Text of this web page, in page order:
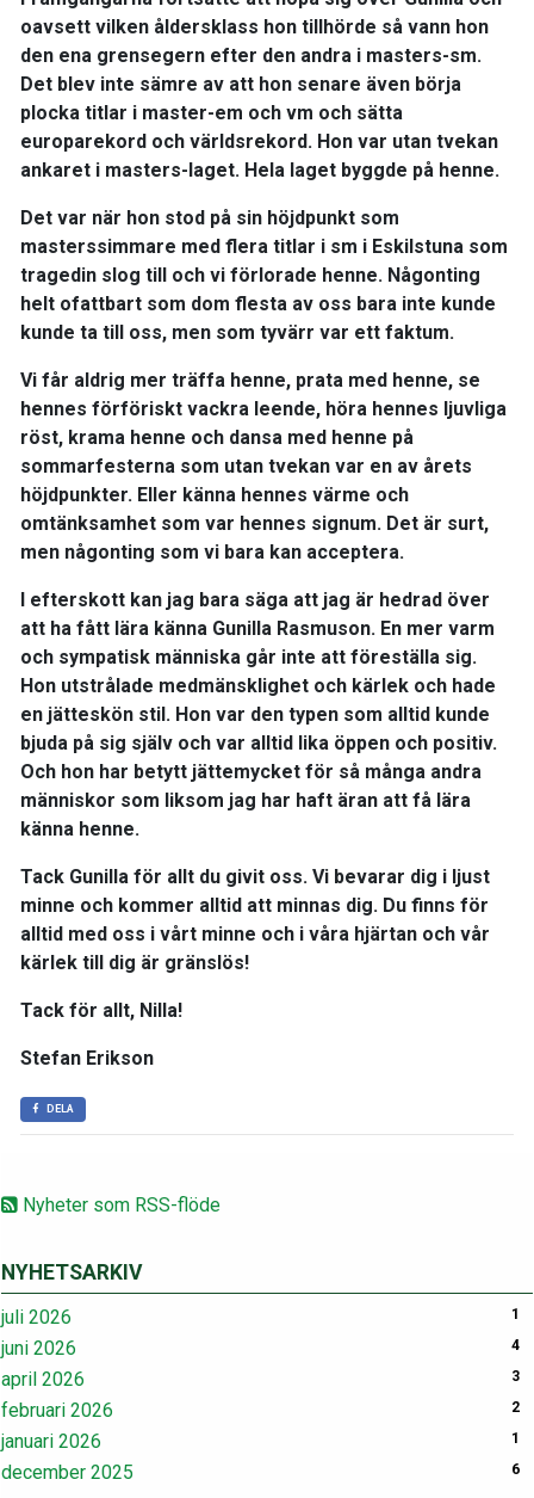
Nyheter som RSS-flöde
NYHETSARKIV
juli 2026 1
juni 2026 4
april 2026 3
februari 2026 2
januari 2026 1
december 2025 6
oavsett vilken åldersklass hon tillhörde så vann hon
den ena grensegern efter den andra i masters-sm.
Det blev inte sämre av att hon senare även börja
plocka titlar i master-em och vm och sätta
europarekord och världsrekord. Hon var utan tvekan
ankaret i masters-laget. Hela laget byggde på henne.
Det var när hon stod på sin höjdpunkt som
masterssimmare med flera titlar i sm i Eskilstuna som
tragedin slog till och vi förlorade henne. Någonting
helt ofattbart som dom flesta av oss bara inte kunde
kunde ta till oss, men som tyvärr var ett faktum.
Vi får aldrig mer träffa henne, prata med henne, se
hennes förföriskt vackra leende, höra hennes ljuvliga
röst, krama henne och dansa med henne på
sommarfesterna som utan tvekan var en av årets
höjdpunkter. Eller känna hennes värme och
omtänksamhet som var hennes signum. Det är surt,
men någonting som vi bara kan acceptera.
I efterskott kan jag bara säga att jag är hedrad över
att ha fått lära känna Gunilla Rasmuson. En mer varm
och sympatisk människa går inte att föreställa sig.
Hon utstrålade medmänsklighet och kärlek och hade
en jätteskön stil. Hon var den typen som alltid kunde
bjuda på sig själv och var alltid lika öppen och positiv.
Och hon har betytt jättemycket för så många andra
människor som liksom jag har haft äran att få lära
känna henne.
Tack Gunilla för allt du givit oss. Vi bevarar dig i ljust
minne och kommer alltid att minnas dig. Du finns för
alltid med oss i vårt minne och i våra hjärtan och vår
kärlek till dig är gränslös!
Tack för allt, Nilla!
Stefan Erikson
DELA